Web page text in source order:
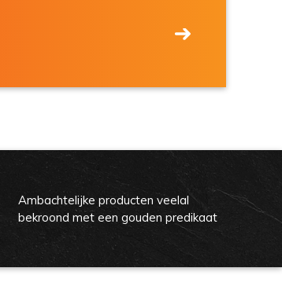
Ambachtelijke producten veelal
bekroond met een gouden predikaat